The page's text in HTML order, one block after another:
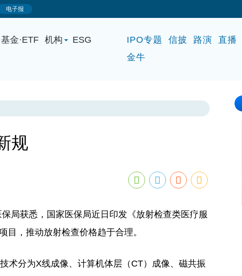
基金·ETF 机构
ESG
IPO专题 信披 路演 直播
金牛
规
获悉，国家医保局近日印发《放射检查类医疗服
，推动放射检查价格趋于合理。
分为X线成像、计算机体层（CT）成像、磁共振